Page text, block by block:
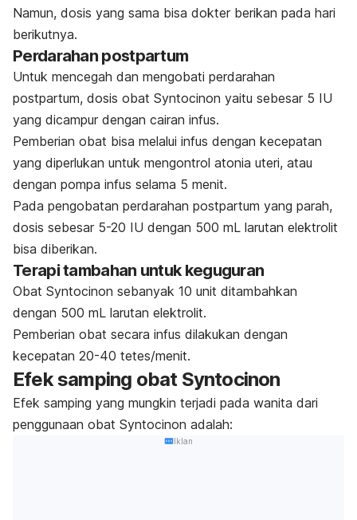
Namun, dosis yang sama bisa dokter berikan pada hari
berikutnya.
Perdarahan postpartum
Untuk mencegah dan mengobati perdarahan
postpartum, dosis obat Syntocinon yaitu sebesar 5 IU
yang dicampur dengan cairan infus.
Pemberian obat bisa melalui infus dengan kecepatan
yang diperlukan untuk mengontrol atonia uteri, atau
dengan pompa infus selama 5 menit.
Pada pengobatan perdarahan postpartum yang parah,
dosis sebesar 5-20 IU dengan 500 mL larutan elektrolit
bisa diberikan.
Terapi tambahan untuk keguguran
Obat Syntocinon sebanyak 10 unit ditambahkan
dengan 500 mL larutan elektrolit.
Pemberian obat secara infus dilakukan dengan
kecepatan 20-40 tetes/menit.
Efek samping obat Syntocinon
Efek samping yang mungkin terjadi pada wanita dari
penggunaan obat Syntocinon adalah:
Iklan